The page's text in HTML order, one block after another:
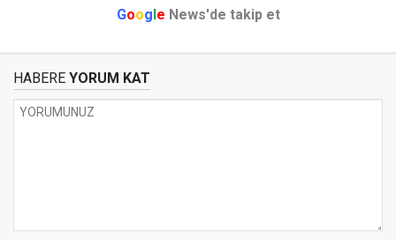
Google News'de takip et
HABERE YORUM KAT